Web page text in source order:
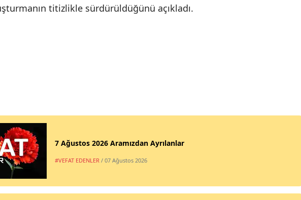
titizlikle sürdürüldüğünü açıkladı.
7 Ağustos 2026 Aramızdan Ayrılanlar
#VEFAT EDENLER / 07 Ağustos 2026